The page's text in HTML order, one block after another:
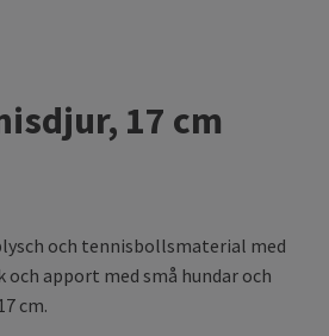
17 cm
och tennisbollsmaterial med
apport med små hundar och
cm.